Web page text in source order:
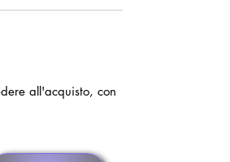
all'acquisto, con